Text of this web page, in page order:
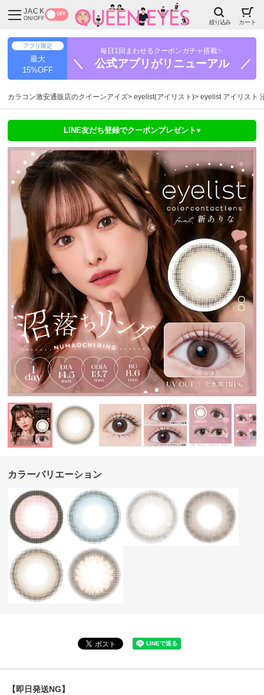
JACK
ON/OFF
OFF
絞り込み カート
アプリ限定
最大
15%OFF
毎日1回まわせるクーポンガチャ搭載✨
＼ 公式アプリがリニューアル ／
カラコン激安通販店のクイーンアイズ eyelist(アイリスト) eyelist アイリスト
LINE友だち登録でクーポンプレゼント♥
カラーバリエーション
【即日発送NG】